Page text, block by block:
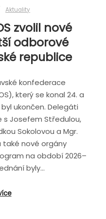
Aktuality
zvolil nové
odborové
republice
konfederace
který se konal 24. a
ukončen. Delegáti
s Josefem Středulou,
Sokolovou a Mgr.
také nové orgány
na období 2026–
byly…